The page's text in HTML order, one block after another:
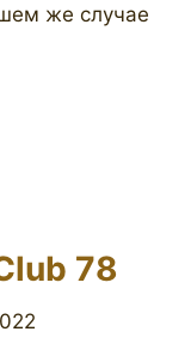
же случае
78